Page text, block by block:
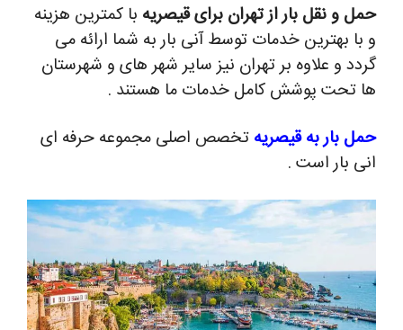
حمل و نقل بار از تهران برای قیصریه با کمترین هزینه
و با بهترین خدمات توسط آنی بار به شما ارائه می
گردد و علاوه بر تهران نیز سایر شهر های و شهرستان
ها تحت پوشش کامل خدمات ما هستند .
حمل بار به قیصریه تخصص اصلی مجموعه حرفه ای
انی بار است .